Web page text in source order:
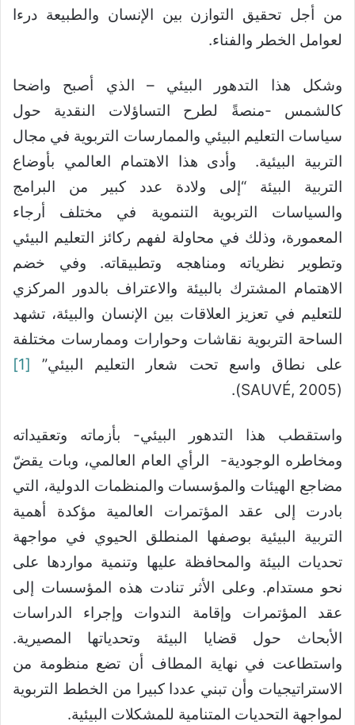
من أجل تحقيق التوازن بين الإنسان والطبيعة درءا
لعوامل الخطر والفناء.
وشكل هذا التدهور البيئي – الذي أصبح واضحا
كالشمس -منصةً لطرح التساؤلات النقدية حول
سياسات التعليم البيئي والممارسات التربوية في مجال
التربية البيئية. وأدى هذا الاهتمام العالمي بأوضاع
التربية البيئة “إلى ولادة عدد كبير من البرامج
والسياسات التربوية التنموية في مختلف أرجاء
المعمورة، وذلك في محاولة لفهم ركائز التعليم البيئي
وتطوير نظرياته ومناهجه وتطبيقاته. وفي خضم
الاهتمام المشترك بالبيئة والاعتراف بالدور المركزي
للتعليم في تعزيز العلاقات بين الإنسان والبيئة، تشهد
الساحة التربوية نقاشات وحوارات وممارسات مختلفة
على نطاق واسع تحت شعار التعليم البيئي” [1]
(SAUVÉ, 2005).
واستقطب هذا التدهور البيئي- بأزماته وتعقيداته
ومخاطره الوجودية- الرأي العام العالمي، وبات يقضّ
مضاجع الهيئات والمؤسسات والمنظمات الدولية، التي
بادرت إلى عقد المؤتمرات العالمية مؤكدة أهمية
التربية البيئية بوصفها المنطلق الحيوي في مواجهة
تحديات البيئة والمحافظة عليها وتنمية مواردها على
نحو مستدام. وعلى الأثر تنادت هذه المؤسسات إلى
عقد المؤتمرات وإقامة الندوات وإجراء الدراسات
الأبحاث حول قضايا البيئة وتحدياتها المصيرية.
واستطاعت في نهاية المطاف أن تضع منظومة من
الاستراتيجيات وأن تبني عددا كبيرا من الخطط التربوية
لمواجهة التحديات المتنامية للمشكلات البيئية.